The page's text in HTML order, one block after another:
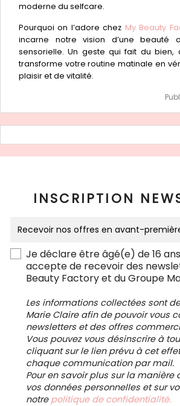
moderne du selfcare.
Pourquoi on l’adore chez My Beauty
incarne notre vision d’une beauté
sensorielle. Un geste qui fait du bien,
transforme votre routine matinale en
plaisir et de vitalité.
INSCRIPTION
Je déclare être âgé(e) de 16
accepte de recevoir des
Beauty Factory et du Groupe
Les informations collectées sont
Marie Claire afin de pouvoir vous
newsletters et des offres
Vous pouvez vous désinscrire à
cliquant sur le lien prévu à cet
chaque communication par mail.
Pour en savoir plus sur la manière
vos données personnelles et sur
notre politique de confidentialité.